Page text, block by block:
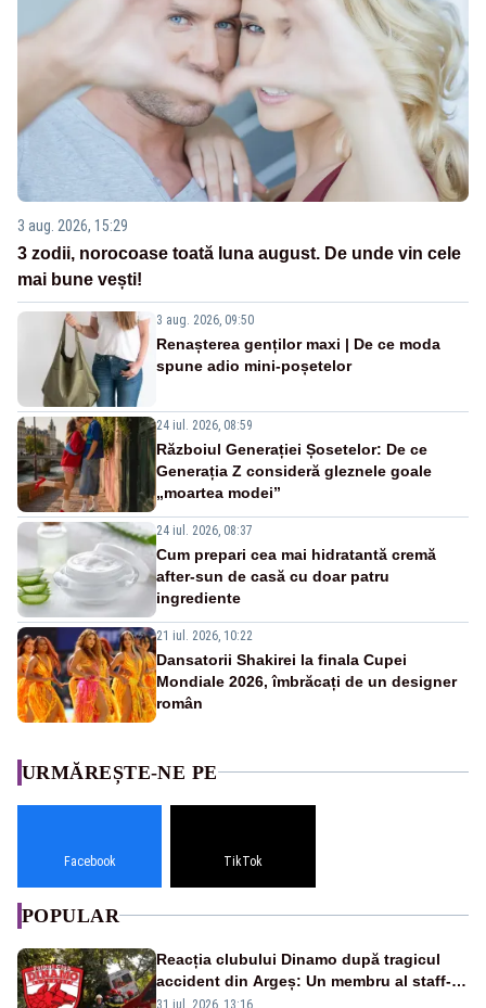
3 aug. 2026, 15:29
3 zodii, norocoase toată luna august. De unde vin cele
mai bune vești!
3 aug. 2026, 09:50
Renașterea genților maxi | De ce moda
spune adio mini-poșetelor
24 iul. 2026, 08:59
Războiul Generației Șosetelor: De ce
Generația Z consideră gleznele goale
„moartea modei”
24 iul. 2026, 08:37
Cum prepari cea mai hidratantă cremă
after-sun de casă cu doar patru
ingrediente
21 iul. 2026, 10:22
Dansatorii Shakirei la finala Cupei
Mondiale 2026, îmbrăcați de un designer
român
URMĂREȘTE-NE PE
Facebook TikTok
POPULAR
Reacția clubului Dinamo după tragicul
accident din Argeș: Un membru al staff-
ului medical a murit, antrenorul Adrian
31 iul. 2026, 13:16